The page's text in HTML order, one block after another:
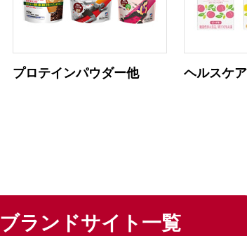
プロテインパウダー他 ヘルスケア
ブランドサイト一覧